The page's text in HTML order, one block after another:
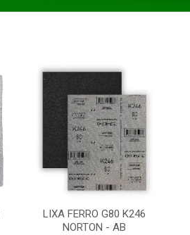
LIXA FERRO G80 K246
NORTON - AB